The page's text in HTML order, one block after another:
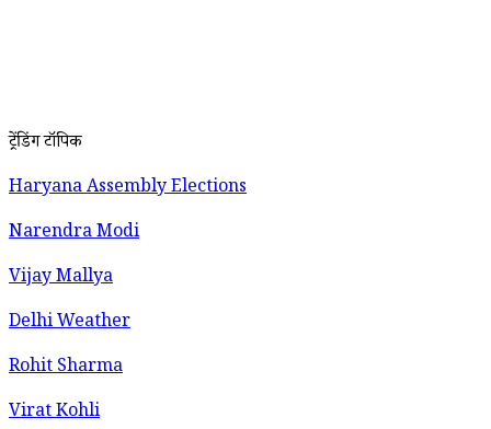
ट्रेंडिंग टॉपिक
Haryana Assembly Elections
Narendra Modi
Vijay Mallya
Delhi Weather
Rohit Sharma
Virat Kohli